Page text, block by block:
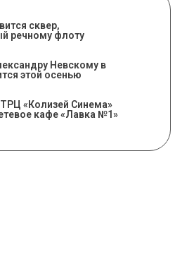
сквер,
речному флоту
Невскому в
этой осенью
«Колизей Синема»
кафе «Лавка №1»